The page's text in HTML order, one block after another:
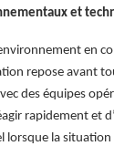
et
en
repose avant
des équipes
rapidement et
lorsque la situation